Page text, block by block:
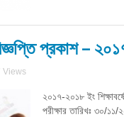
প্রকাশ –
Views
২০১৭-২০১৮ ইং
পরীক্ষার তারিখঃ ৩০/